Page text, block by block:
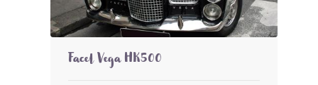
Facel Vega HK500